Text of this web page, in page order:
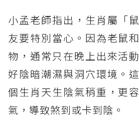
小孟老師指出，生肖屬「
友要特別當心。因為老鼠
物，通常只在晚上出來活
好陰暗潮濕與洞穴環境。
個生肖天生陰氣稍重，更
氣，導致煞到或卡到陰。